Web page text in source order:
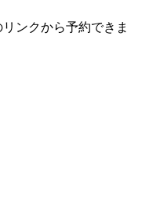
ンクから予約できま